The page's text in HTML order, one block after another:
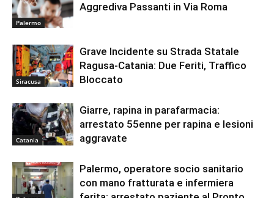
Palermo
Aggrediva Passanti in Via Roma
Siracusa
Grave Incidente su Strada Statale
Ragusa-Catania: Due Feriti, Traffico
Bloccato
Catania
Giarre, rapina in parafarmacia:
arrestato 55enne per rapina e lesioni
aggravate
Palermo, operatore socio sanitario
con mano fratturata e infermiera